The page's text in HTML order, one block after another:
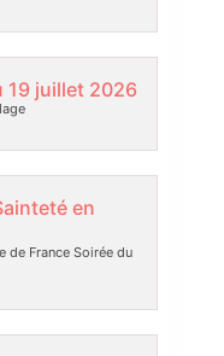
19 juillet 2026
en
de France Soirée du